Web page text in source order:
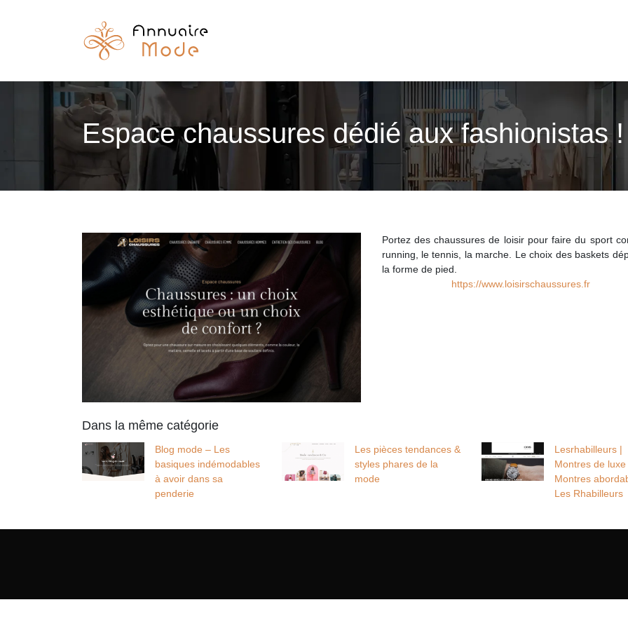
Espace chaussures dédié aux fashionistas !
Portez des chaussures de loisir pour faire du sport
running, le tennis, la marche. Le choix des baskets
la forme de pied.
https://www.loisirschaussures.fr
Dans la même catégorie
Blog mode – Les
basiques indémodables
à avoir dans sa
penderie
Les pièces tendances &
styles phares de la
mode
Lesrha­bil­leurs |
Montres de luxe
Montres
Les Rhabilleurs